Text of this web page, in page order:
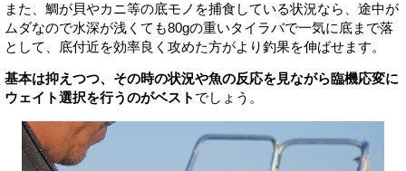
また、鯛が貝やカニ等の底モノを捕食している状況なら、途中が
ムダなので水深が浅くても80gの重いタイラバで一気に底まで落
として、底付近を効率良く攻めた方がより釣果を伸ばせます。
基本は抑えつつ、その時の状況や魚の反応を見ながら臨機応変に
ウェイト選択を行うのがベスト でしょう。